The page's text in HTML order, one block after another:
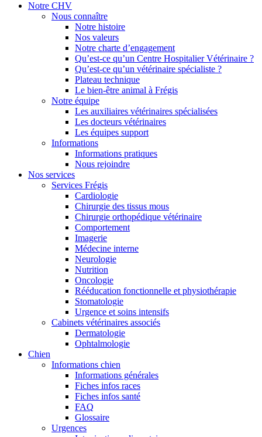
Notre CHV
Nous connaître
Notre histoire
Nos valeurs
Notre charte d’engagement
Qu’est-ce qu’un Centre Hospitalier Vétérinaire ?
Qu’est-ce qu’un vétérinaire spécialiste ?
Plateau technique
Le bien-être animal à Frégis
Notre équipe
Les auxiliaires vétérinaires spécialisées
Les docteurs vétérinaires
Les équipes support
Informations
Informations pratiques
Nous rejoindre
Nos services
Services Frégis
Cardiologie
Chirurgie des tissus mous
Chirurgie orthopédique vétérinaire
Comportement
Imagerie
Médecine interne
Neurologie
Nutrition
Oncologie
Rééducation fonctionnelle et physiothérapie
Stomatologie
Urgence et soins intensifs
Cabinets vétérinaires associés
Dermatologie
Ophtalmologie
Chien
Informations chien
Informations générales
Fiches infos races
Fiches infos santé
FAQ
Glossaire
Urgences